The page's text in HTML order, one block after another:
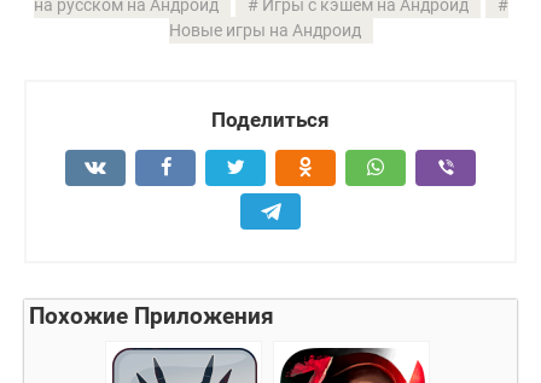
на русском на Андроид
Игры с кэшем на Андроид
Новые игры на Андроид
Поделиться
Похожие Приложения